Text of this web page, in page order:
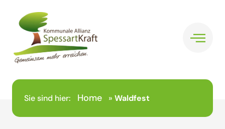
Sie sind hier: Home » Waldfest